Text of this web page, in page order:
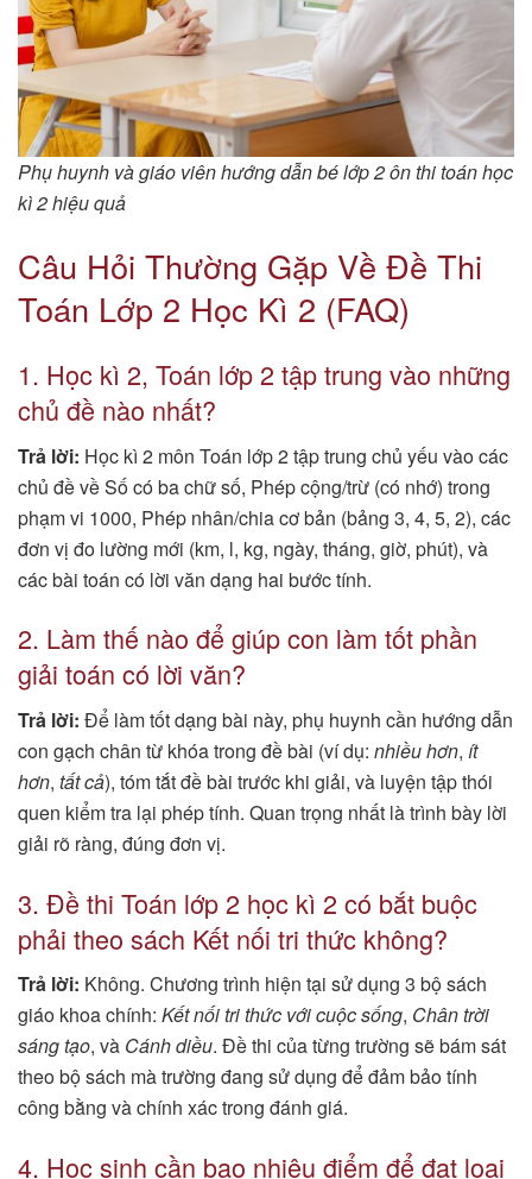
Phụ huynh và giáo viên hướng dẫn bé lớp 2 ôn thi toán học
kì 2 hiệu quả
Câu Hỏi Thường Gặp Về Đề Thi
Toán Lớp 2 Học Kì 2 (FAQ)
1. Học kì 2, Toán lớp 2 tập trung vào những
chủ đề nào nhất?
Trả lời: Học kì 2 môn Toán lớp 2 tập trung chủ yếu vào các
chủ đề về Số có ba chữ số, Phép cộng/trừ (có nhớ) trong
phạm vi 1000, Phép nhân/chia cơ bản (bảng 3, 4, 5, 2), các
đơn vị đo lường mới (km, l, kg, ngày, tháng, giờ, phút), và
các bài toán có lời văn dạng hai bước tính.
2. Làm thế nào để giúp con làm tốt phần
giải toán có lời văn?
Trả lời: Để làm tốt dạng bài này, phụ huynh cần hướng dẫn
con gạch chân từ khóa trong đề bài (ví dụ: nhiều hơn, ít
hơn, tất cả), tóm tắt đề bài trước khi giải, và luyện tập thói
quen kiểm tra lại phép tính. Quan trọng nhất là trình bày lời
giải rõ ràng, đúng đơn vị.
3. Đề thi Toán lớp 2 học kì 2 có bắt buộc
phải theo sách Kết nối tri thức không?
Trả lời: Không. Chương trình hiện tại sử dụng 3 bộ sách
giáo khoa chính: Kết nối tri thức với cuộc sống, Chân trời
sáng tạo, và Cánh diều. Đề thi của từng trường sẽ bám sát
theo bộ sách mà trường đang sử dụng để đảm bảo tính
công bằng và chính xác trong đánh giá.
4. Học sinh cần bao nhiêu điểm để đạt loại